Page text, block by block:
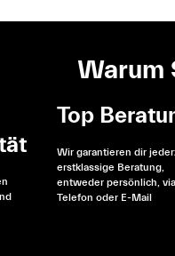
Warum
Top
Wir garantieren dir
erstklassige Beratung,
entweder persönlich, via
Telefon oder E-Mail